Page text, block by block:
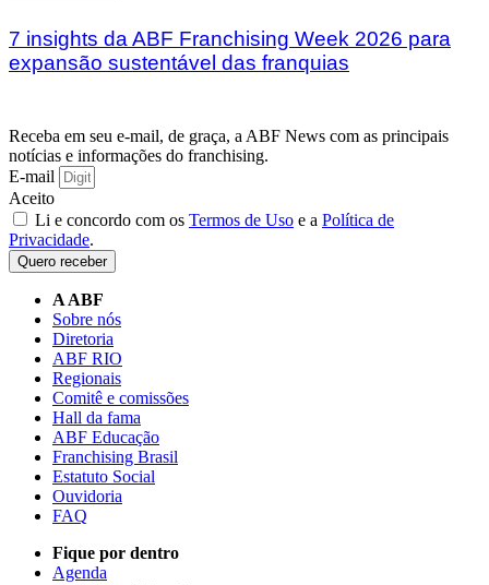
7 insights da ABF Franchising Week 2026 para
expansão sustentável das franquias
Receba em seu e-mail, de graça, a ABF News com as principais
notícias e informações do franchising.
E-mail
Aceito
Li e concordo com os Termos de Uso e a Política de
Privacidade.
Quero receber
A ABF
Sobre nós
Diretoria
ABF RIO
Regionais
Comitê e comissões
Hall da fama
ABF Educação
Franchising Brasil
Estatuto Social
Ouvidoria
FAQ
Fique por dentro
Agenda